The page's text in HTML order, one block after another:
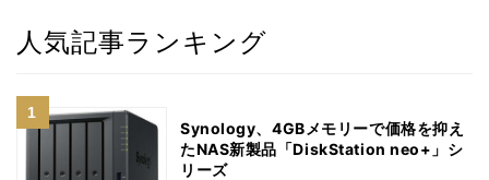
人気記事ランキング
Synology、4GBメモリーで価格を抑え
たNAS新製品「DiskStation neo+」シ
リーズ